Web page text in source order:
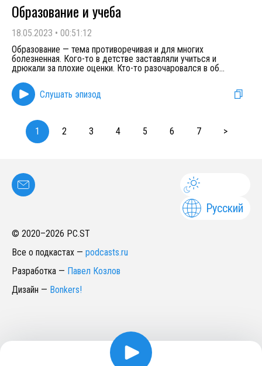
Образование и учеба
18.05.2023 • 00:51:12
Образование — тема противоречивая и для многих
болезненная. Кого-то в детстве заставляли учиться и
дрюкали за плохие оценки. Кто-то разочаровался в об...
Слушать эпизод
1 2 3 4 5 6 7 >
Русский
© 2020–2026 PC.ST
Все о подкастах — podcasts.ru
Разработка — Павел Козлов
Дизайн — Bonkers!